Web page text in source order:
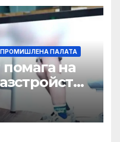
ПАЛАТА
на
първи път